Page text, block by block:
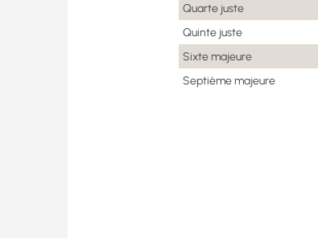
Quarte juste
Quinte juste
Sixte majeure
Septième majeure